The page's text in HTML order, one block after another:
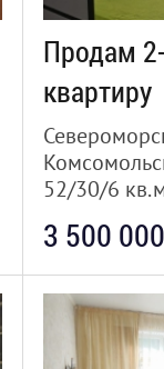
Продам
квартиру
52/30/6
3 500